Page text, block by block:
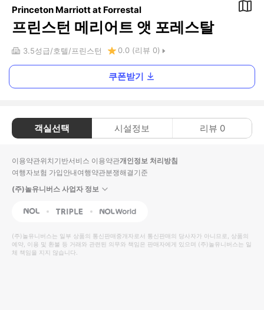
Princeton Marriott at Forrestal
프린스턴 메리어트 앳 포레스탈
3.5성급 호텔 프린스턴 0.0 (리뷰 0)
쿠폰받기
객실선택 시설정보 리뷰 0
이용약관위치기반서비스 이용약관개인정보 처리방침
여행자보험 가입안내여행약관분쟁해결기준
(주)놀유니버스 사업자 정보
NOL Triple Interpark Global
(주)놀유니버스는 일부 상품의 통신판매중개자로서 통신판매의 당사자가 아니므로, 상품의
예약, 이용 및 환불 등 거래와 관련된 의무와 책임은 판매자에게 있으며 (주)놀유니버스는 일
체 책임을 지지 않습니다.